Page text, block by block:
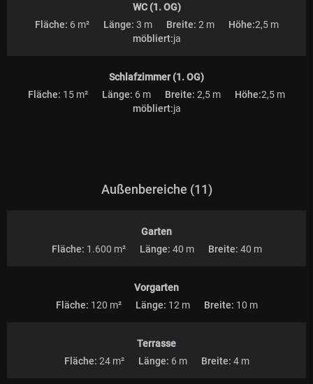
WC (1. OG)
Fläche: 6 m² Länge: 3 m Breite: 2 m Höhe:2,5 m
möbliert:ja
Schlafzimmer (1. OG)
Fläche: 15 m² Länge: 6 m Breite: 2,5 m Höhe:2,5 m
möbliert:ja
Außenbereiche (11)
Garten
Fläche: 1.600 m² Länge: 40 m Breite: 40 m
Vorgarten
Fläche: 120 m² Länge: 12 m Breite: 10 m
Terrasse
Fläche: 24 m² Länge: 6 m Breite: 4 m